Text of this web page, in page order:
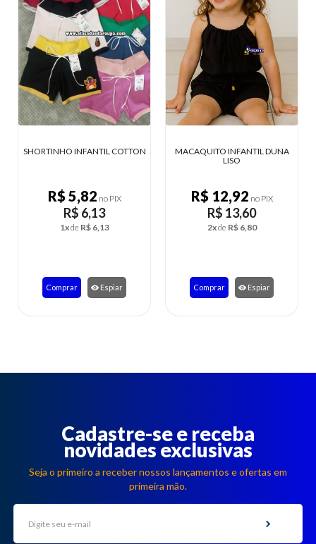
MACAQUITO INFANTIL DUNA
R$ 12,92no PIX
R$ 13,60
2xde R$ 6,80
Comprar Espiar
BERMUDA MASCULINA TACTEL
R$ 13,64 no PIX
R$ 14,36
2xde R$ 7,18
Comprar Espiar
Cadastre-se e receba
novidades exclusivas
Seja o primeiro a receber nossos lançamentos e ofertas em
primeira mão.